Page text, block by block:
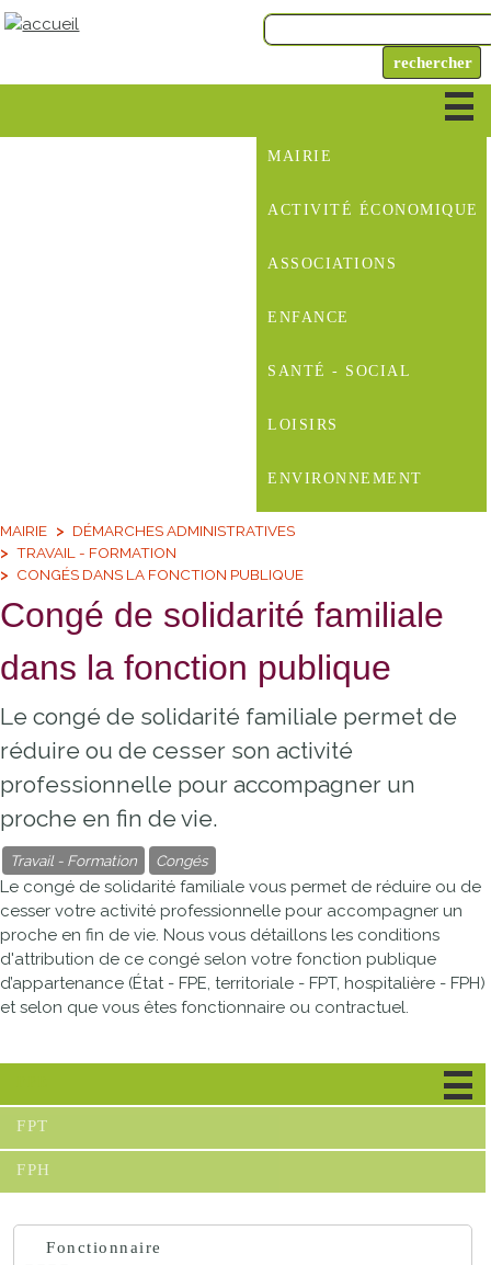
MAIRIE
ACTIVITÉ ÉCONOMIQUE
ASSOCIATIONS
ENFANCE
SANTÉ - SOCIAL
LOISIRS
ENVIRONNEMENT
MAIRIE
DÉMARCHES ADMINISTRATIVES
TRAVAIL - FORMATION
CONGÉS DANS LA FONCTION PUBLIQUE
Congé de solidarité familiale
dans la fonction publique
Le congé de solidarité familiale permet de
réduire ou de cesser son activité
professionnelle pour accompagner un
proche en fin de vie.
Travail - Formation Congés
Le congé de solidarité familiale vous permet de réduire ou de
cesser votre activité professionnelle pour accompagner un
proche en fin de vie. Nous vous détaillons les conditions
d'attribution de ce congé selon votre fonction publique
d’appartenance (État - FPE, territoriale - FPT, hospitalière - FPH)
et selon que vous êtes fonctionnaire ou contractuel.
FPT
FPH
Fonctionnaire